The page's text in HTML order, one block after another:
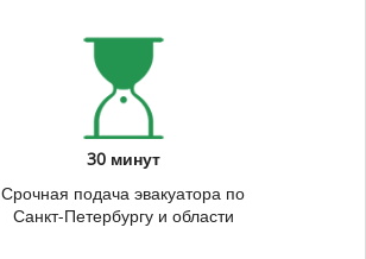
30 минут
Срочная подача эвакуатора по
Санкт-Петербургу и области